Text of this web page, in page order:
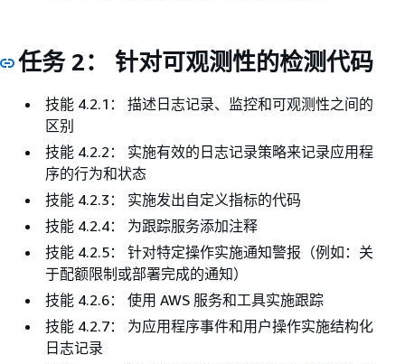
任务 2： 针对可观测性的检测代码
技能 4.2.1： 描述日志记录、监控和可观测性之间的
区别
技能 4.2.2： 实施有效的日志记录策略来记录应用程
序的行为和状态
技能 4.2.3： 实施发出自定义指标的代码
技能 4.2.4： 为跟踪服务添加注释
技能 4.2.5： 针对特定操作实施通知警报（例如：关
于配额限制或部署完成的通知）
技能 4.2.6： 使用 AWS 服务和工具实施跟踪
技能 4.2.7： 为应用程序事件和用户操作实施结构化
日志记录